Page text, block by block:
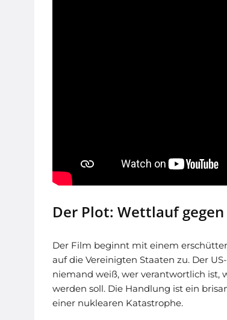
Der Plot: Wettlauf
Der Film beginnt mit einem
auf die Vereinigten Staaten zu. Der
niemand weiß, wer verantwortlich ist,
werden soll. Die Handlung ist ein
einer nuklearen Katastrophe.